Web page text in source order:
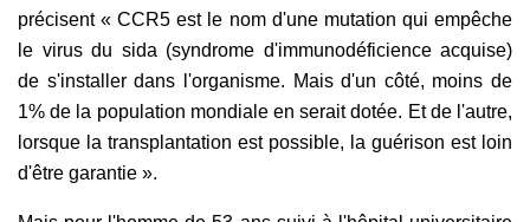
précisent « CCR5 est le nom d'une mutation qui empêche
le virus du sida (syndrome d'immunodéficience acquise)
de s'installer dans l'organisme. Mais d'un côté, moins de
1% de la population mondiale en serait dotée. Et de l'autre,
lorsque la transplantation est possible, la guérison est loin
d'être garantie ».